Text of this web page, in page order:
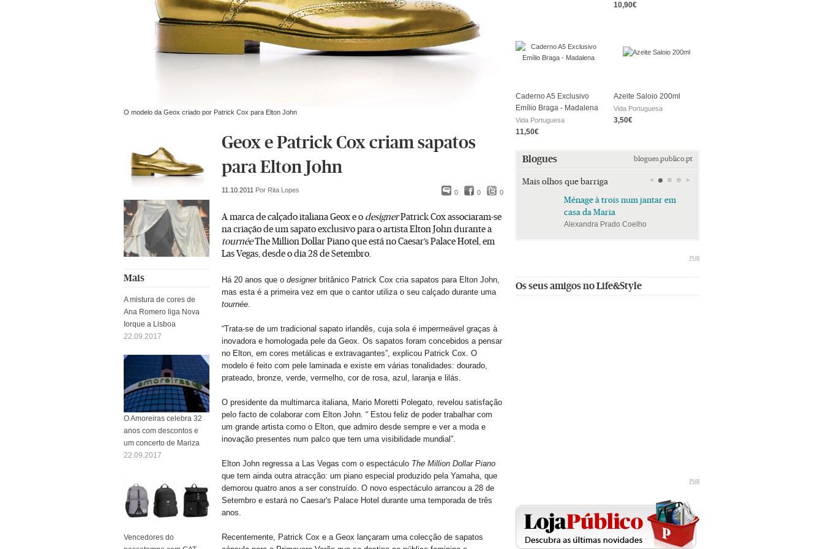
O modelo da Geox criado por Patrick Cox para Elton John
Geox e Patrick Cox criam sapatos
para Elton John
0 0 0
11.10.2011 Por Rita Lopes
A marca de calçado italiana Geox e o designerPatrick Cox associaram-se
na criação de um sapato exclusivo para o artista Elton John durante a
tournéeThe Million Dollar Piano que está no Caesar’s Palace Hotel, em
Las Vegas, desde o dia 28 de Setembro.
Há 20 anos que o designerbritânico Patrick Cox cria sapatos para Elton John,
mas esta é a primeira vez em que o cantor utiliza o seu calçado durante uma
tournée
“Trata-se de um tradicional sapato irlandês, cuja sola é impermeável graças à
inovadora e homologada pele da Geox. Os sapatos foram concebidos a pensar
no Elton, em cores metálicas e extravagantes”, explicou Patrick Cox. O
modelo é feito com pele laminada e existe em várias tonalidades: dourado,
prateado, bronze, verde, vermelho, cor de rosa, azul, laranja e lilás.
O presidente da multimarca italiana, Mario Moretti Polegato, revelou satisfação
pelo facto de colaborar com Elton John. “ Estou feliz de poder trabalhar com
um grande artista como o Elton, que admiro desde sempre e ver a moda e
inovação presentes num palco que tem uma visibilidade mundial”.
Elton John regressa a Las Vegas com o espectáculo The Million Dollar Piano
que tem ainda outra atracção: um piano especial produzido pela Yamaha, que
demorou quatro anos a ser construído. O novo espectáculo arrancou a 28 de
Setembro e estará no Caesar's Palace Hotel durante uma temporada de três
anos.
Recentemente, Patrick Cox e a Geox lançaram uma colecção de sapatos
Mais
A mistura de cores de
Ana Romero liga Nova
Iorque a Lisboa
22.09.2017
O Amoreiras celebra 32
anos com descontos e
um concerto de Mariza
22.09.2017
Vencedores do
10,90€
Caderno A5 Exclusivo
Emílio Braga - Madalena
Vida Portuguesa
11,50€
Azeite Saloio 200ml
Vida Portuguesa
3,50€
Blogues blogues.publico.pt
Mais olhos que barriga
Ménage à trois num jantar em
casa da Maria
Alexandra Prado Coelho
PUB
Os seus amigos no Life&Style
PUB